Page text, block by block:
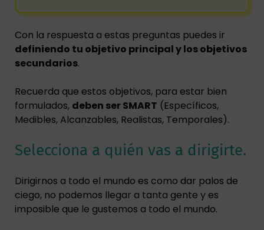
Con la respuesta a estas preguntas puedes ir
definiendo tu objetivo principal y los objetivos
secundarios.
Recuerda que estos objetivos, para estar bien
formulados, deben ser SMART (Específicos,
Medibles, Alcanzables, Realistas, Temporales).
Selecciona a quién vas a dirigirte.
Dirigirnos a todo el mundo es como dar palos de
ciego, no podemos llegar a tanta gente y es
imposible que le gustemos a todo el mundo.